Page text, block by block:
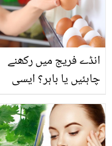
کریں، پھر کبھی ہارمونز
خراب نہیں ہوں گے
انڈے فریج میں رکھنے
چاہئیں یا باہر؟ ایسی
جانتے ہیں